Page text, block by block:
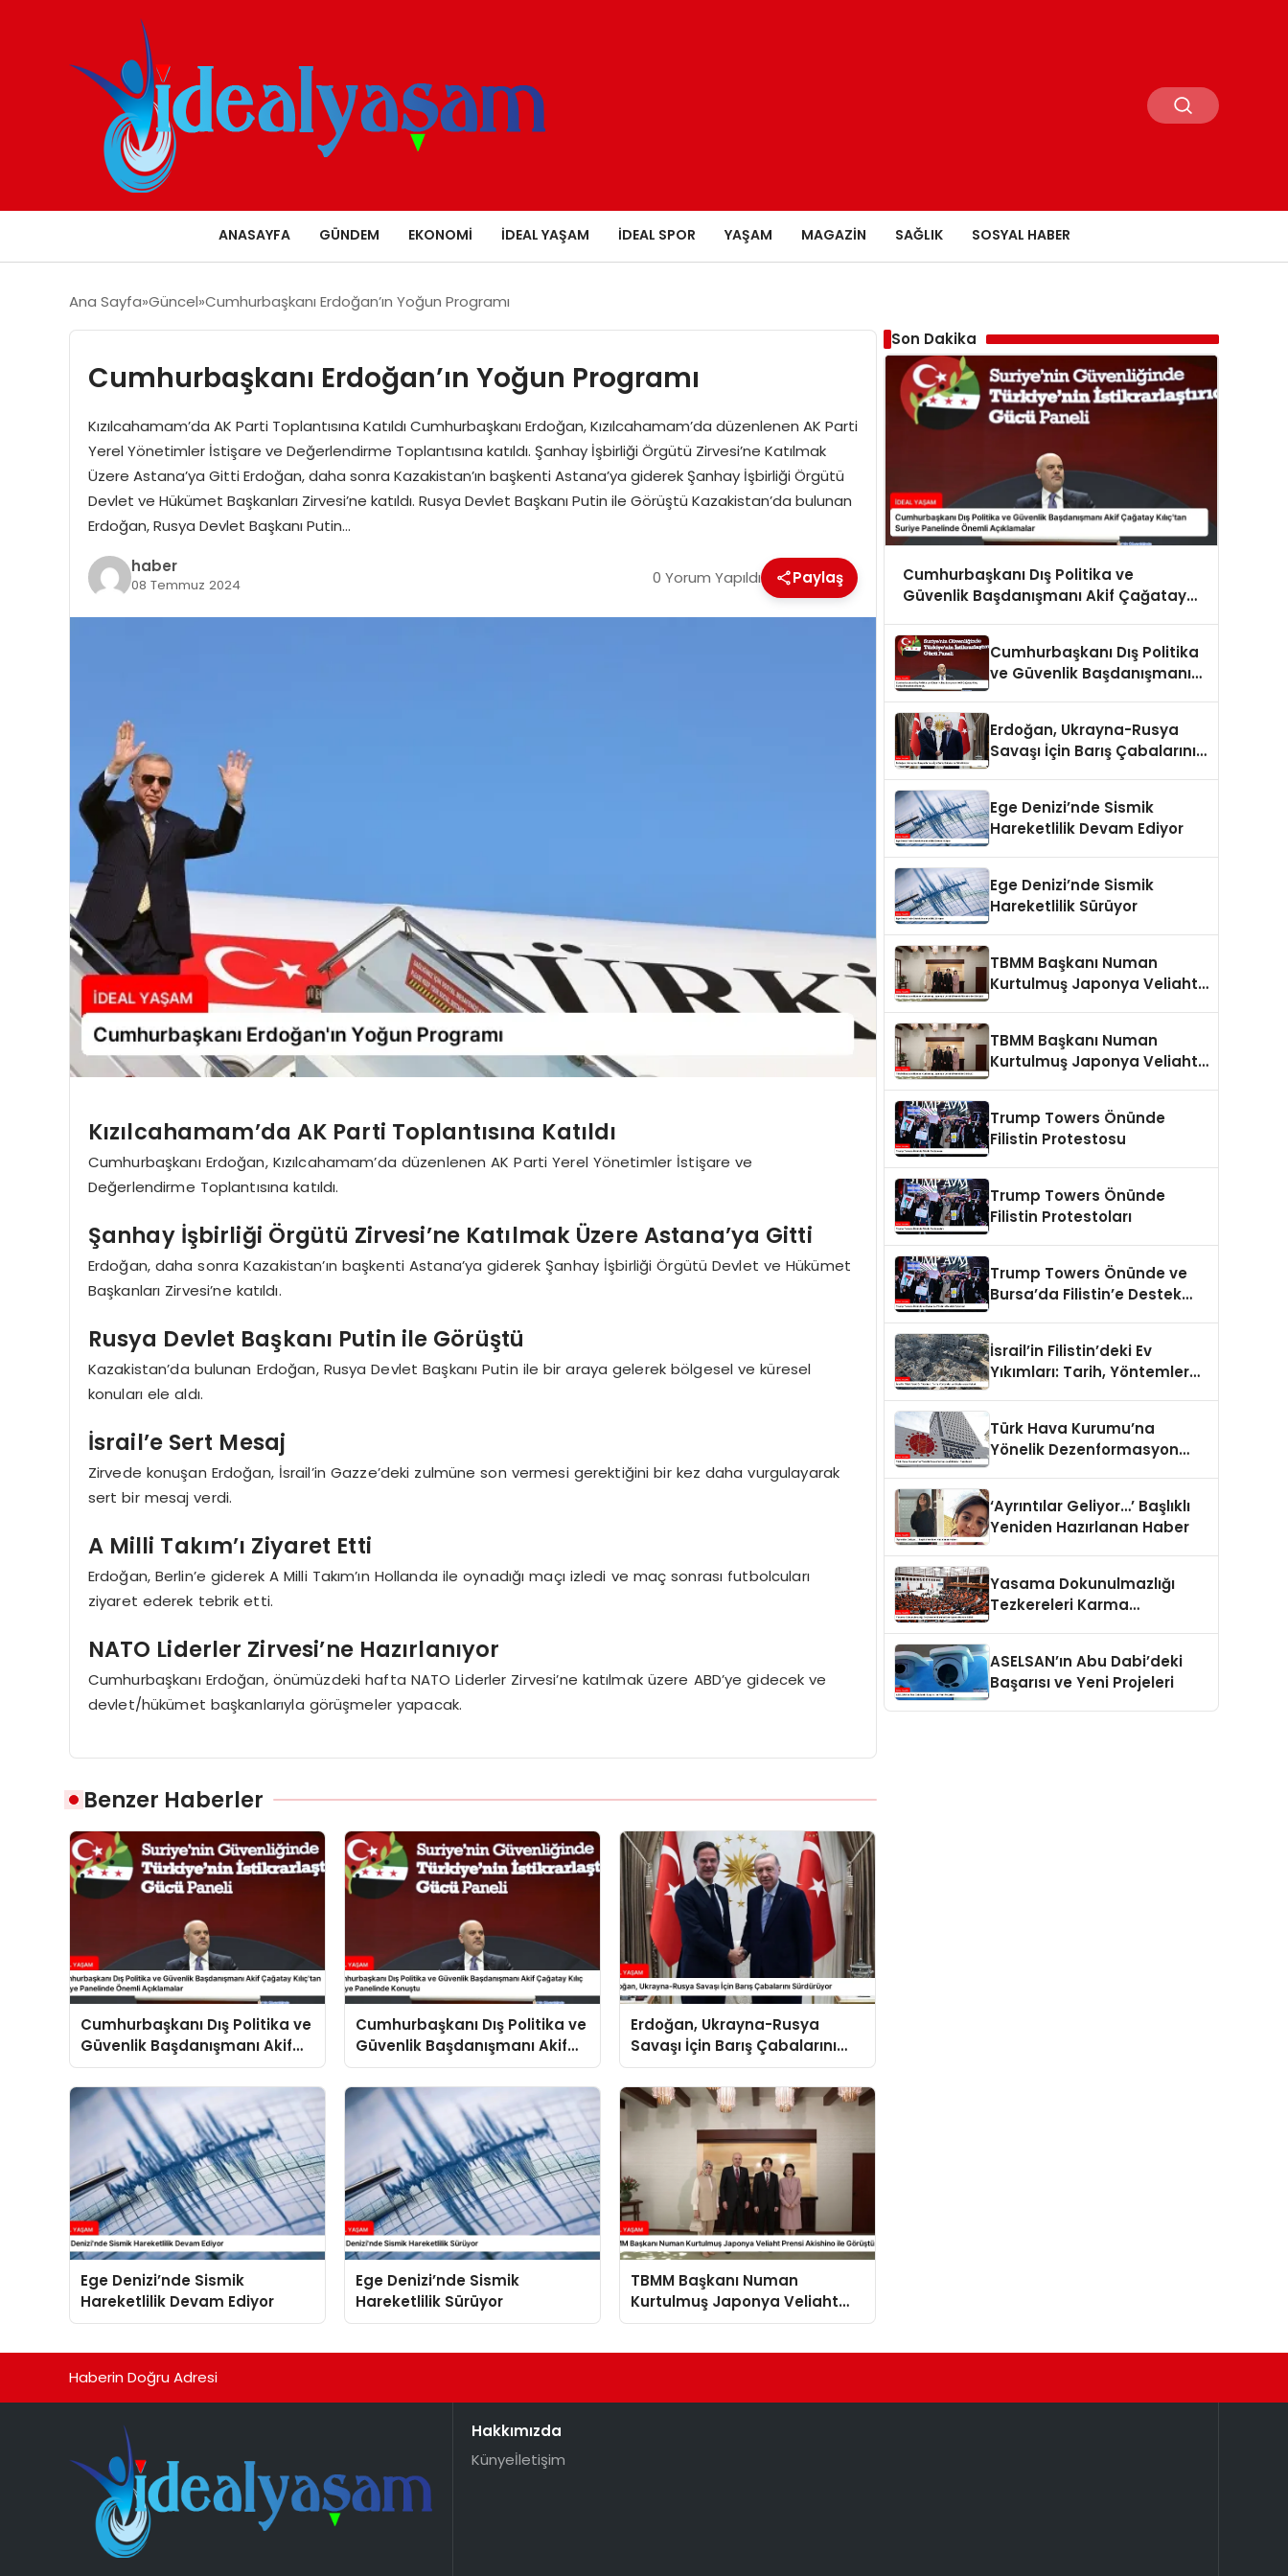
ANASAYFA GÜNDEM EKONOMI İDEAL YAŞAM İDEAL SPOR YAŞAM MAGAZIN SAĞLIK SOSYAL HABER
Ana Sayfa Güncel Cumhurbaşkanı Erdoğan’ın Yoğun Programı
Cumhurbaşkanı Erdoğan’ın Yoğun Programı
Kızılcahamam’da AK Parti Toplantısına Katıldı Cumhurbaşkanı Erdoğan, Kızılcahamam’da düzenlenen AK Parti
Yerel Yönetimler İstişare ve Değerlendirme Toplantısına katıldı. Şanhay İşbirliği Örgütü Zirvesi’ne Katılmak
Üzere Astana’ya Gitti Erdoğan, daha sonra Kazakistan’ın başkenti Astana’ya giderek Şanhay İşbirliği Örgütü
Devlet ve Hükümet Başkanları Zirvesi’ne katıldı. Rusya Devlet Başkanı Putin ile Görüştü Kazakistan’da bulunan
Erdoğan, Rusya Devlet Başkanı Putin…
haber
08 Temmuz 2024 0 Yorum Yapıldı Paylaş
Kızılcahamam’da AK Parti Toplantısına Katıldı
Cumhurbaşkanı Erdoğan, Kızılcahamam’da düzenlenen AK Parti Yerel Yönetimler İstişare ve
Değerlendirme Toplantısına katıldı.
Şanhay İşbirliği Örgütü Zirvesi’ne Katılmak Üzere Astana’ya Gitti
Erdoğan, daha sonra Kazakistan’ın başkenti Astana’ya giderek Şanhay İşbirliği Örgütü Devlet ve Hükümet
Başkanları Zirvesi’ne katıldı.
Rusya Devlet Başkanı Putin ile Görüştü
Kazakistan’da bulunan Erdoğan, Rusya Devlet Başkanı Putin ile bir araya gelerek bölgesel ve küresel
konuları ele aldı.
İsrail’e Sert Mesaj
Zirvede konuşan Erdoğan, İsrail’in Gazze’deki zulmüne son vermesi gerektiğini bir kez daha vurgulayarak
sert bir mesaj verdi.
A Milli Takım’ı Ziyaret Etti
Erdoğan, Berlin’e giderek A Milli Takım’ın Hollanda ile oynadığı maçı izledi ve maç sonrası futbolcuları
ziyaret ederek tebrik etti.
NATO Liderler Zirvesi’ne Hazırlanıyor
Cumhurbaşkanı Erdoğan, önümüzdeki hafta NATO Liderler Zirvesi’ne katılmak üzere ABD’ye gidecek ve
devlet/hükümet başkanlarıyla görüşmeler yapacak.
Benzer Haberler
Cumhurbaşkanı Dış Politika ve
Güvenlik Başdanışmanı Akif
Çağatay Kılıç’tan Suriye
Panelinde Önemli Açıklamalar
Cumhurbaşkanı Dış Politika ve
Güvenlik Başdanışmanı Akif
Çağatay Kılıç Suriye Panelinde
Konuştu
Erdoğan, Ukrayna-Rusya
Savaşı İçin Barış Çabalarını
Sürdürüyor
Ege Denizi’nde Sismik
Hareketlilik Devam Ediyor
Ege Denizi’nde Sismik
Hareketlilik Sürüyor
TBMM Başkanı Numan
Kurtulmuş Japonya Veliaht
Prensi Akishino ile Görüştü
Son Dakika
Cumhurbaşkanı Dış Politika ve
Güvenlik Başdanışmanı Akif Çağatay
Açıklamalar
Cumhurbaşkanı Dış Politika
ve Güvenlik Başdanışmanı
Erdoğan, Ukrayna-Rusya
Savaşı İçin Barış Çabalarını
Ege Denizi’nde Sismik
Hareketlilik Devam Ediyor
Ege Denizi’nde Sismik
Hareketlilik Sürüyor
TBMM Başkanı Numan
Kurtulmuş Japonya Veliaht
TBMM Başkanı Numan
Kurtulmuş Japonya Veliaht
Trump Towers Önünde
Filistin Protestosu
Trump Towers Önünde
Filistin Protestoları
Trump Towers Önünde ve
Bursa’da Filistin’e Destek
İsrail’in Filistin’deki Ev
Yıkımları: Tarih, Yöntemler
Türk Hava Kurumu’na
Yönelik Dezenformasyon
‘Ayrıntılar Geliyor…’ Başlıklı
Yeniden Hazırlanan Haber
Yasama Dokunulmazlığı
Tezkereleri Karma
ASELSAN’ın Abu Dabi’deki
Başarısı ve Yeni Projeleri
Haberin Doğru Adresi
Hakkımızda
Künyeİletişim